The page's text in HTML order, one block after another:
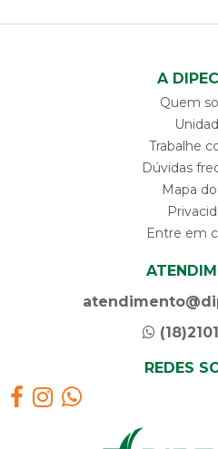
A
Quem
Trabalhe
Dúvidas
Mapa
Entre em
REDES